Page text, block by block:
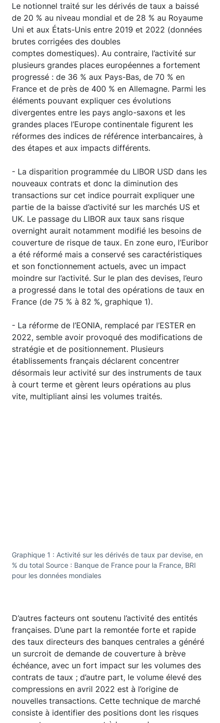
Le notionnel traité sur les dérivés de taux a baissé
de 20 % au niveau mondial et de 28 % au Royaume
Uni et aux États-Unis entre 2019 et 2022 (données
brutes corrigées des doubles
comptes domestiques). Au contraire, l’activité sur
plusieurs grandes places européennes a fortement
progressé : de 36 % aux Pays-Bas, de 70 % en
France et de près de 400 % en Allemagne. Parmi les
éléments pouvant expliquer ces évolutions
divergentes entre les pays anglo-saxons et les
grandes places l’Europe continentale figurent les
réformes des indices de référence interbancaires, à
des étapes et aux impacts différents.
- La disparition programmée du LIBOR USD dans les
nouveaux contrats et donc la diminution des
transactions sur cet indice pourrait expliquer une
partie de la baisse d’activité sur les marchés US et
UK. Le passage du LIBOR aux taux sans risque
overnight aurait notamment modifié les besoins de
couverture de risque de taux. En zone euro, l’Euribor
a été réformé mais a conservé ses caractéristiques
et son fonctionnement actuels, avec un impact
moindre sur l’activité. Sur le plan des devises, l’euro
a progressé dans le total des opérations de taux en
France (de 75 % à 82 %, graphique 1).
- La réforme de l’EONIA, remplacé par l’ESTER en
2022, semble avoir provoqué des modifications de
stratégie et de positionnement. Plusieurs
établissements français déclarent concentrer
désormais leur activité sur des instruments de taux
à court terme et gèrent leurs opérations au plus
vite, multipliant ainsi les volumes traités.
Graphique 1 : Activité sur les dérivés de taux par devise, en
% du total Source : Banque de France pour la France, BRI
pour les données mondiales
D’autres facteurs ont soutenu l’activité des entités
françaises. D’une part la remontée forte et rapide
des taux directeurs des banques centrales a généré
un surcroit de demande de couverture à brève
échéance, avec un fort impact sur les volumes des
contrats de taux ; d’autre part, le volume élevé des
compressions en avril 2022 est à l’origine de
nouvelles transactions. Cette technique de marché
consiste à identifier des positions dont les risques